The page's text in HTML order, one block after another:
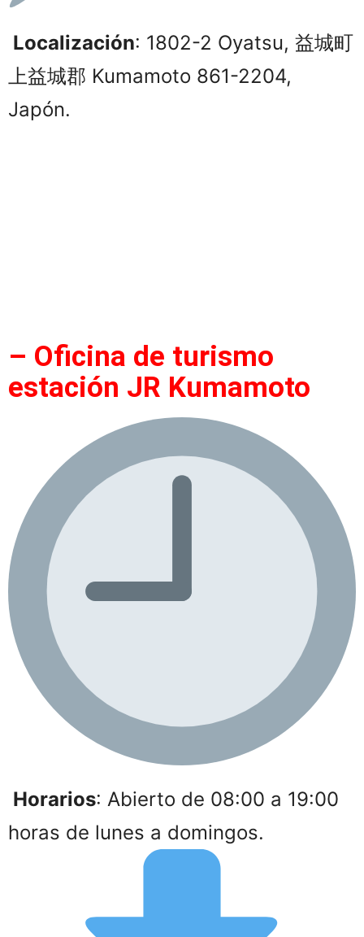
Localización: 1802-2 Oyatsu, 益城町
上益城郡 Kumamoto 861-2204,
Japón.
– Oficina de turismo
estación JR Kumamoto
Horarios: Abierto de 08:00 a 19:00
horas de lunes a domingos.